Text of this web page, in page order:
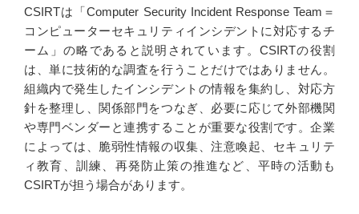
CSIRTは「Computer Security Incident Response Team＝
コンピューターセキュリティインシデントに対応するチ
ーム」の略であると説明されています。CSIRTの役割
は、単に技術的な調査を行うことだけではありません。
組織内で発生したインシデントの情報を集約し、対応方
針を整理し、関係部門をつなぎ、必要に応じて外部機関
や専門ベンダーと連携することが重要な役割です。企業
によっては、脆弱性情報の収集、注意喚起、セキュリテ
ィ教育、訓練、再発防止策の推進など、平時の活動も
CSIRTが担う場合があります。